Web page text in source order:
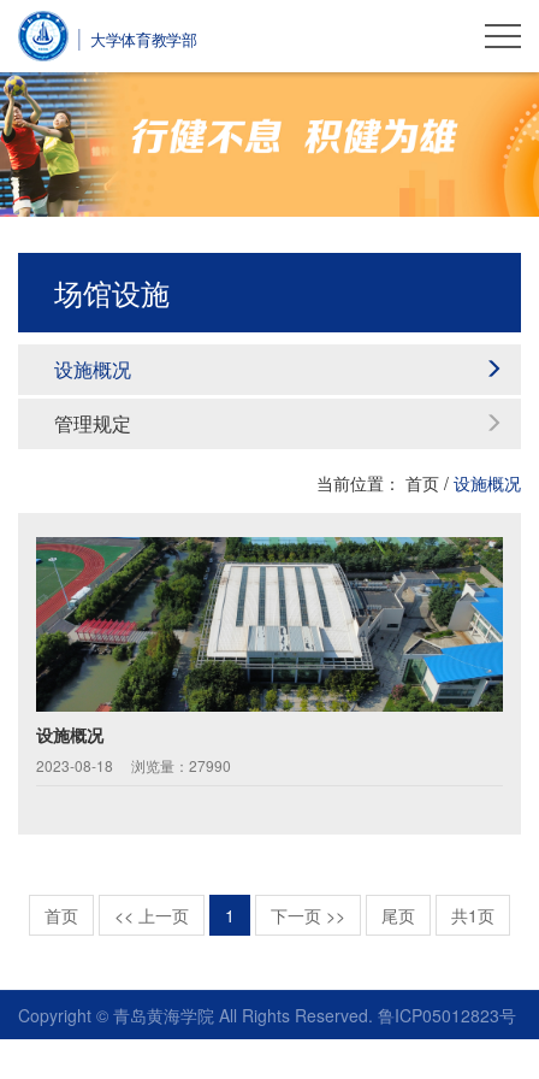
大学体育教学部
场馆设施
设施概况
管理规定
当前位置： 首页 / 设施概况
设施概况
2023-08-18 浏览量：27990
首页 << 上一页 1 下一页 >> 尾页 共1页
Copyright © 青岛黄海学院 All Rights Reserved. 鲁ICP05012823号